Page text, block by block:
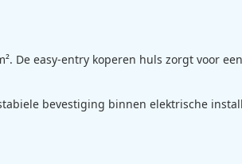
De easy-entry koperen huls zorgt voor
bevestiging binnen elektrische